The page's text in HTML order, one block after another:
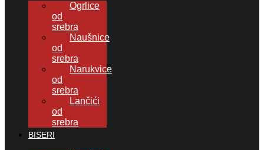
Ogrlice
od
srebra
Naušnice
od
srebra
Narukvice
od
srebra
Lančići
od
srebra
BISERI